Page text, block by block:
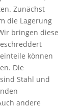
Zunächst
die Lagerung
bringen diese
können
Die
Stahl und
andere